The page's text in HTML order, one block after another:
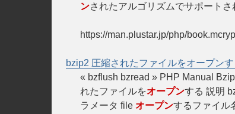
ンされたアルゴリズムでサポート
https://man.plustar.jp/php/
bzip2 圧縮されたファイルをオープンす
« bzflush bzread » PHP Manual
れたファイルをオープンする 説明
ラメータ file オープンするファイル